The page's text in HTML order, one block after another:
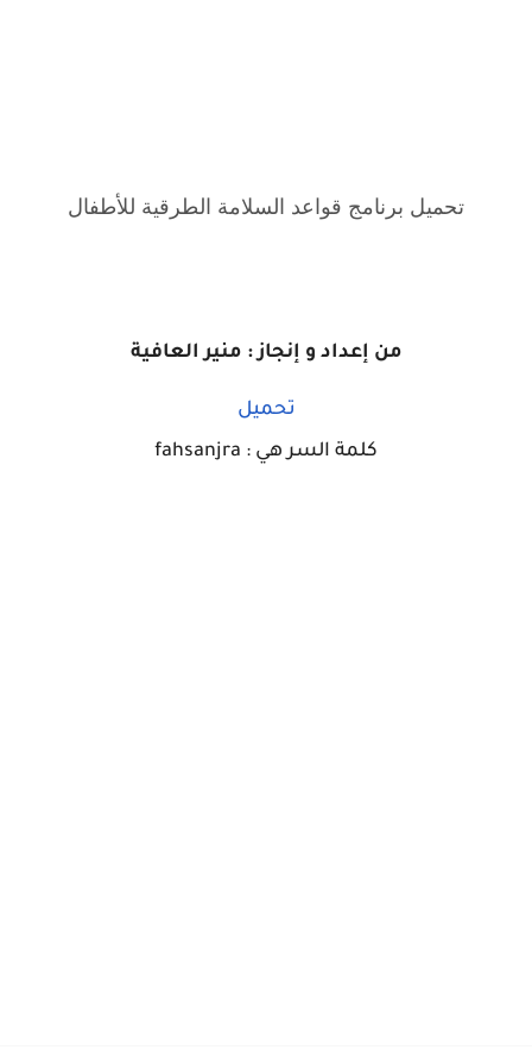
تحميل برنامج قواعد السلامة الطرقية للأطفال
من إعداد و إنجاز : منير العافية
تحميل
كلمة السر هي : fahsanjra